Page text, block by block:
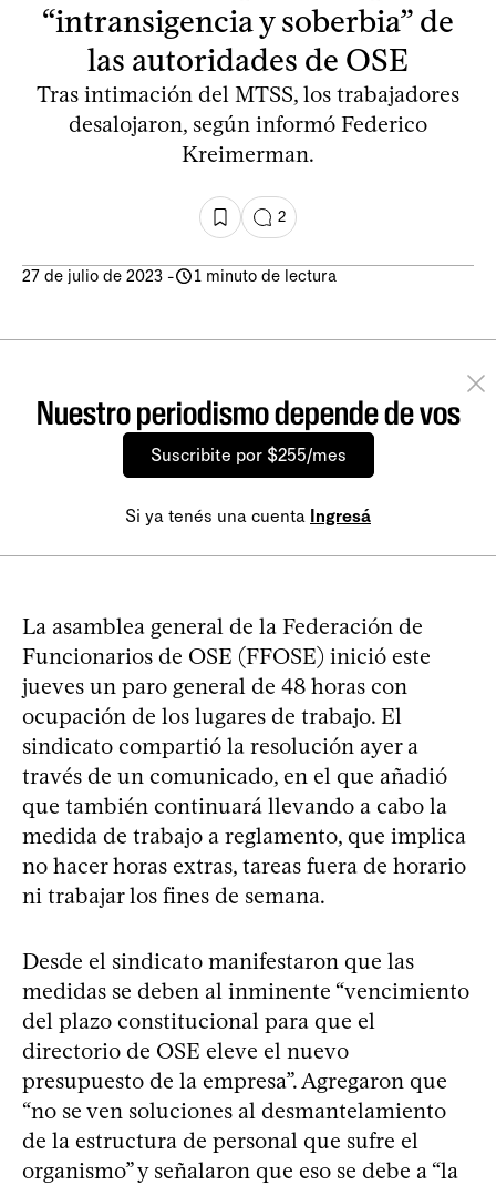
“intransigencia y soberbia” de
las autoridades de OSE
Tras intimación del MTSS, los trabajadores
desalojaron, según informó Federico
Kreimerman.
2
27 de julio de 2023 - 1 minuto de lectura
Nuestro periodismo depende de vos
Suscribite por $255/mes
Si ya tenés una cuenta Ingresá
La asamblea general de la Federación de
Funcionarios de OSE (FFOSE) inició este
jueves un paro general de 48 horas con
ocupación de los lugares de trabajo. El
sindicato compartió la resolución ayer a
través de un comunicado, en el que añadió
que también continuará llevando a cabo la
medida de trabajo a reglamento, que implica
no hacer horas extras, tareas fuera de horario
ni trabajar los fines de semana.
Desde el sindicato manifestaron que las
medidas se deben al inminente “vencimiento
del plazo constitucional para que el
directorio de OSE eleve el nuevo
presupuesto de la empresa”. Agregaron que
“no se ven soluciones al desmantelamiento
de la estructura de personal que sufre el
organismo” y señalaron que eso se debe a “la